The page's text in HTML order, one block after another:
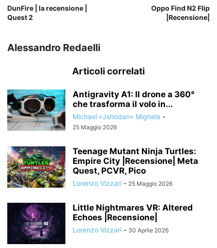
DunFire | la recensione |
Quest 2
Oppo Find N2 Flip
|Recensione|
Alessandro Redaelli
Articoli correlati
Antigravity A1: Il drone a 360°
che trasforma il volo in...
Michael «Jshodan» Mighela -
25 Maggio 2026
Teenage Mutant Ninja Turtles:
Empire City |Recensione| Meta
Quest, PCVR, Pico
Lorenzo Vizzari - 25 Maggio 2026
Little Nightmares VR: Altered
Echoes |Recensione|
Lorenzo Vizzari - 30 Aprile 2026